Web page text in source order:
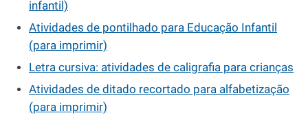
infantil)
Atividades de pontilhado para Educação Infantil
(para imprimir)
Letra cursiva: atividades de caligrafia para crianças
Atividades de ditado recortado para alfabetização
(para imprimir)